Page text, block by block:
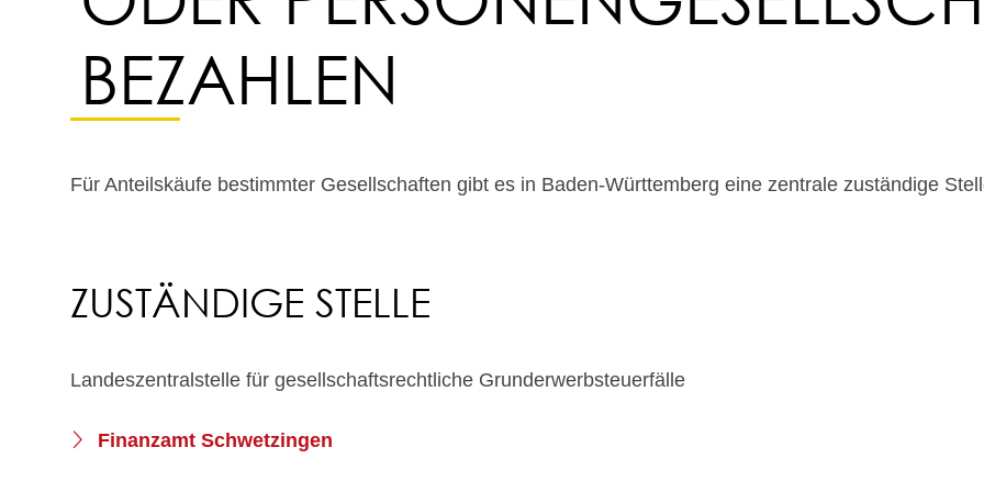
BEZAHLEN
Für Anteilskäufe bestimmter Gesellschaften gibt es in Baden-Württemberg eine zentrale zuständige
ZUSTÄNDIGE STELLE
Landeszentralstelle für gesellschaftsrechtliche Grunderwerbsteuerfälle
Finanzamt Schwetzingen